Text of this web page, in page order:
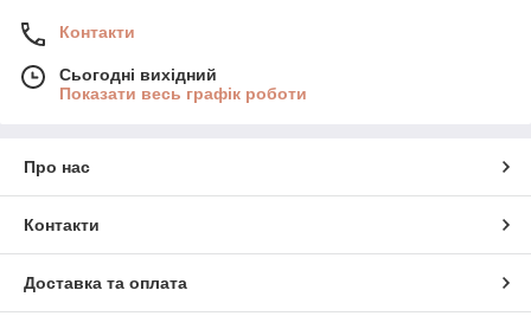
Контакти
Сьогодні вихідний
Показати весь графік роботи
Про нас
Контакти
Доставка та оплата